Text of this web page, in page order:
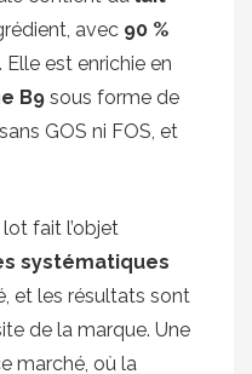
avec 90 %
. Elle est enrichie en
B9 sous forme de
GOS ni FOS, et
fait l’objet
systématiques
et les résultats sont
de la marque. Une
marché, où la